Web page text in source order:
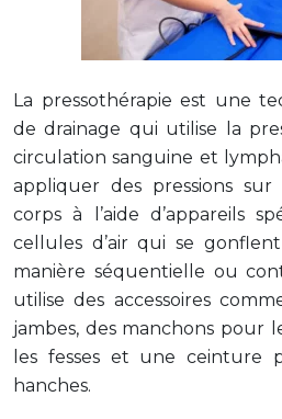
La pressothérapie est une
de drainage qui utilise la
circulation sanguine et
appliquer des pressions
corps à l’aide d’appareils
cellules d’air qui se
manière séquentielle ou
utilise des accessoires
jambes, des manchons pour
les fesses et une
hanches.